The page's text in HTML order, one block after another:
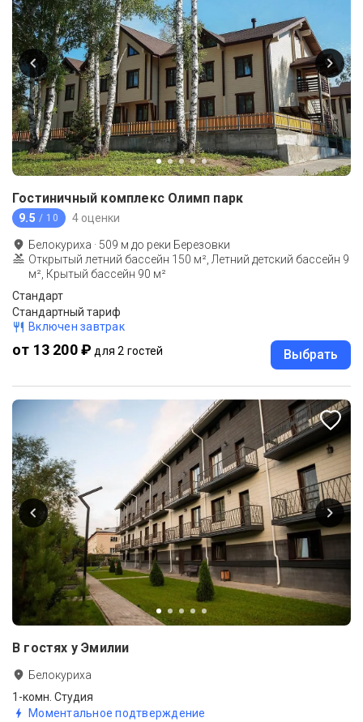
Гостиничный комплекс Олимп парк
9.5 / 10 4 оценки
Белокуриха · 509 м до реки Березовки
Открытый летний бассейн 150 м², Летний детский бассейн 9
м², Крытый бассейн 90 м²
Стандарт
Стандартный тариф
Включен завтрак
от 13 200 ₽ для 2 гостей Выбрать
В гостях у Эмилии
Белокуриха
1-комн. Студия
Моментальное подтверждение